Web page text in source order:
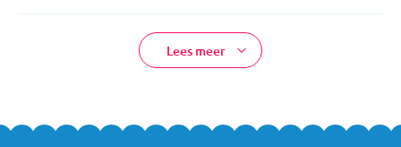
Lees meer